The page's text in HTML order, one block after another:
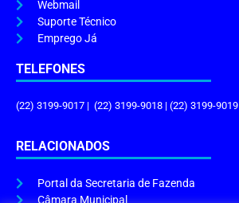
Webmail
Suporte Técnico
Emprego Já
TELEFONES
(22) 3199-9017 | (22) 3199-9018 | (22) 3199-9019
RELACIONADOS
Portal da Secretaria de Fazenda